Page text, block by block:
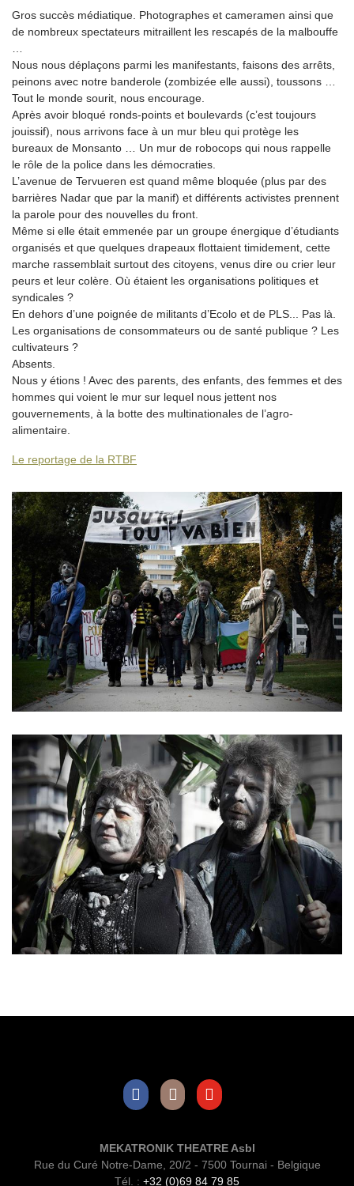
Gros succès médiatique. Photographes et cameramen ainsi que
de nombreux spectateurs mitraillent les rescapés de la malbouffe
Nous nous déplaçons parmi les manifestants, faisons des arrêts,
peinons avec notre banderole (zombizée elle aussi), toussons …
Tout le monde sourit, nous encourage.
Après avoir bloqué ronds-points et boulevards (c’est toujours
jouissif), nous arrivons face à un mur bleu qui protège les
bureaux de Monsanto … Un mur de robocops qui nous rappelle
le rôle de la police dans les démocraties.
L’avenue de Tervueren est quand même bloquée (plus par des
barrières Nadar que par la manif) et différents activistes prennent
la parole pour des nouvelles du front.
Même si elle était emmenée par un groupe énergique d’étudiants
organisés et que quelques drapeaux flottaient timidement, cette
marche rassemblait surtout des citoyens, venus dire ou crier leur
peurs et leur colère. Où étaient les organisations politiques et
syndicales ?
En dehors d’une poignée de militants d’Ecolo et de PLS... Pas là.
Les organisations de consommateurs ou de santé publique ? Les
cultivateurs ?
Absents.
Nous y étions ! Avec des parents, des enfants, des femmes et des
hommes qui voient le mur sur lequel nous jettent nos
gouvernements, à la botte des multinationales de l’agro-
alimentaire.
Le reportage de la RTBF
MEKATRONIK THEATRE Asbl
Rue du Curé Notre-Dame, 20/2 - 7500 Tournai - Belgique
Tél. : +32 (0)69 84 79 85